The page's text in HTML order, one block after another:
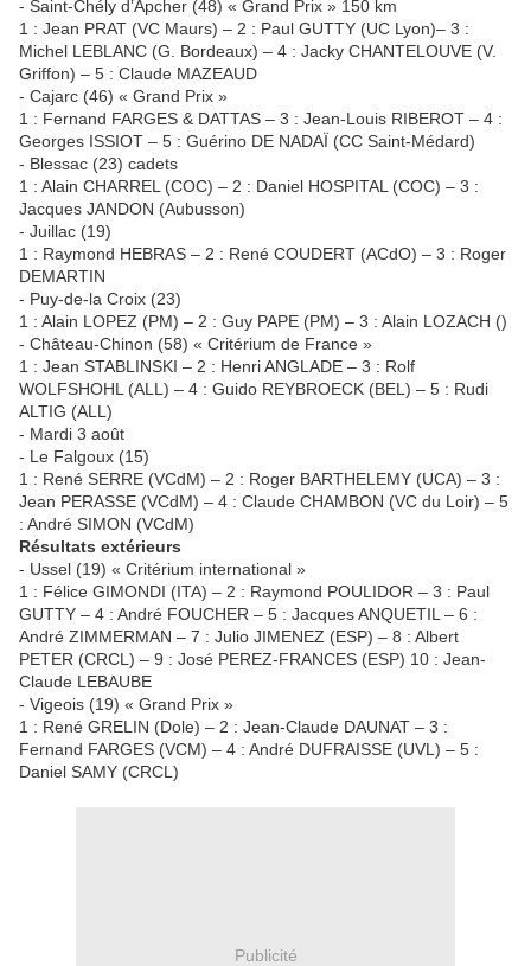
- Saint-Chély d’Apcher (48) « Grand Prix » 150 km
1 : Jean PRAT (VC Maurs) – 2 : Paul GUTTY (UC Lyon)– 3 :
Michel LEBLANC (G. Bordeaux) – 4 : Jacky CHANTELOUVE (V.
Griffon) – 5 : Claude MAZEAUD
- Cajarc (46) « Grand Prix »
1 : Fernand FARGES & DATTAS – 3 : Jean-Louis RIBEROT – 4 :
Georges ISSIOT – 5 : Guérino DE NADAÏ (CC Saint-Médard)
- Blessac (23) cadets
1 : Alain CHARREL (COC) – 2 : Daniel HOSPITAL (COC) – 3 :
Jacques JANDON (Aubusson)
- Juillac (19)
1 : Raymond HEBRAS – 2 : René COUDERT (ACdO) – 3 : Roger
DEMARTIN
- Puy-de-la Croix (23)
1 : Alain LOPEZ (PM) – 2 : Guy PAPE (PM) – 3 : Alain LOZACH ()
- Château-Chinon (58) « Critérium de France »
1 : Jean STABLINSKI – 2 : Henri ANGLADE – 3 : Rolf
WOLFSHOHL (ALL) – 4 : Guido REYBROECK (BEL) – 5 : Rudi
ALTIG (ALL)
- Mardi 3 août
- Le Falgoux (15)
1 : René SERRE (VCdM) – 2 : Roger BARTHELEMY (UCA) – 3 :
Jean PERASSE (VCdM) – 4 : Claude CHAMBON (VC du Loir) – 5
: André SIMON (VCdM)
Résultats extérieurs
- Ussel (19) « Critérium international »
1 : Félice GIMONDI (ITA) – 2 : Raymond POULIDOR – 3 : Paul
GUTTY – 4 : André FOUCHER – 5 : Jacques ANQUETIL – 6 :
André ZIMMERMAN – 7 : Julio JIMENEZ (ESP) – 8 : Albert
PETER (CRCL) – 9 : José PEREZ-FRANCES (ESP) 10 : Jean-
Claude LEBAUBE
- Vigeois (19) « Grand Prix »
1 : René GRELIN (Dole) – 2 : Jean-Claude DAUNAT – 3 :
Fernand FARGES (VCM) – 4 : André DUFRAISSE (UVL) – 5 :
Daniel SAMY (CRCL)
Publicité